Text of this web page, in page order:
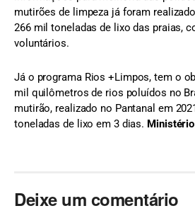
mutirões de limpeza já foram
266 mil toneladas de lixo das praias,
voluntários.
Já o programa Rios +Limpos, tem o
mil quilômetros de rios poluídos no
mutirão, realizado no Pantanal em
toneladas de lixo em 3 dias.
Deixe um comentário